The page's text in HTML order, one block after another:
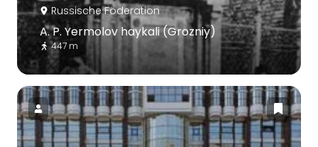
Russische Föderation
A. P. Yermolov haykali (Grozniy)
447 m